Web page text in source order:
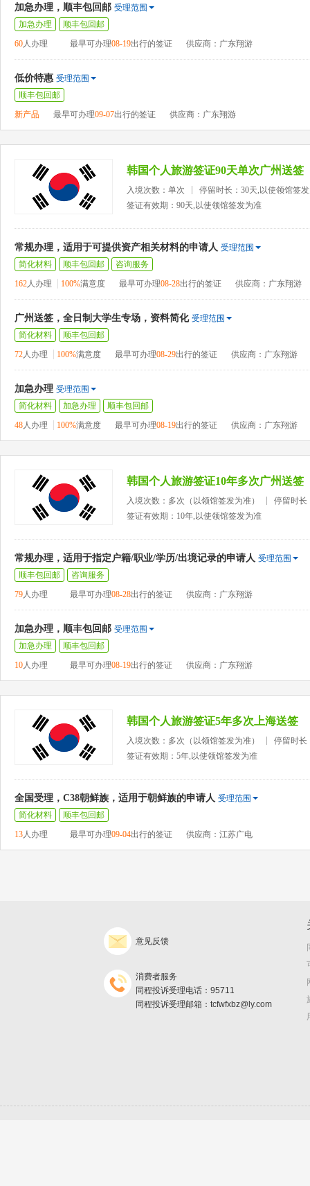
加急办理，顺丰包回邮 受理范围
加急办理
顺丰包回邮
60人办理 最早可办理08-19出行的签证 供应商：广东翔游
低价特惠 受理范围
顺丰包回邮
新产品
最早可办理09-07出行的签证 供应商：广东翔游
韩国个人旅游签证90天单次广州送签
入境次数：单次
停留时长：30天,以使领馆签
签证有效期：90天,以使领馆签发为准
常规办理，适用于可提供资产相关材料的申请人 受理范围
简化材料
顺丰包回邮
咨询服务
162人办理 100%满意度 最早可办理08-28出行的签证 供应商：广东翔游
广州送签，全日制大学生专场，资料简化 受理范围
简化材料
顺丰包回邮
72人办理 100%满意度 最早可办理08-29出行的签证 供应商：广东翔游
加急办理 受理范围
简化材料
加急办理
顺丰包回邮
48人办理 100%满意度 最早可办理08-19出行的签证 供应商：广东翔游
韩国个人旅游签证10年多次广州送签
入境次数：多次（以领馆签发为准）
停留时长
签证有效期：10年,以使领馆签发为准
常规办理，适用于指定户籍/职业/学历/出境记录的申请人 受理范围
顺丰包回邮
咨询服务
79人办理 最早可办理08-28出行的签证 供应商：广东翔游
加急办理，顺丰包回邮 受理范围
加急办理
顺丰包回邮
10人办理 最早可办理08-19出行的签证 供应商：广东翔游
韩国个人旅游签证5年多次上海送签
入境次数：多次（以领馆签发为准）
停留时长
签证有效期：5年,以使领馆签发为准
全国受理，C38朝鲜族，适用于朝鲜族的申请人 受理范围
简化材料
顺丰包回邮
13人办理 最早可办理09-04出行的签证 供应商：江苏广电
意见反馈
消费者服务
同程投诉受理电话：95711
同程投诉受理邮箱：tcfwfxbz@ly.com